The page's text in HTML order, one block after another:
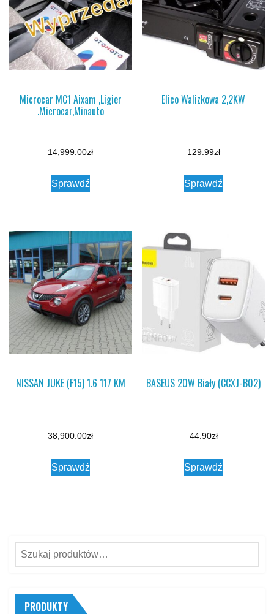
Microcar MC1 Aixam ,Ligier
.Microcar,Minauto
14,999.00zł
Sprawdź
Elico Walizkowa 2,2KW
129.99zł
Sprawdź
NISSAN JUKE (F15) 1.6 117 KM
38,900.00zł
Sprawdź
BASEUS 20W Biały (CCXJ-B02)
44.90zł
Sprawdź
Szukaj:
PRODUKTY